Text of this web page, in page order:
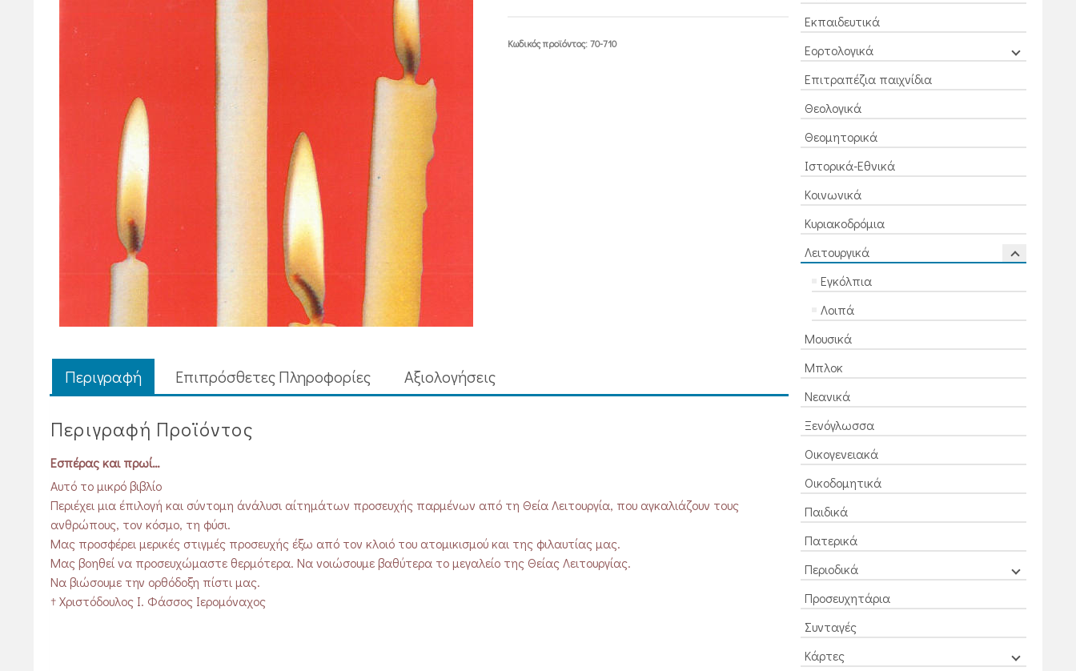
Κωδικός προϊόντος:70-710
Περιγραφή Επιπρόσθετες Πληροφορίες Aξιολογήσεις
Περιγραφή Προϊόντος
Εσπέρας και πρωί…
Αυτό το μικρό βιβλίο
Περιέχει μια έπιλογή και σύντομη άνάλυσι αίτημάτων προσευχής παρμένων από τη Θεία Λειτουργία, που αγκαλιάζουν τους
ανθρώπους, τον κόσμο, τη φύσι.
Μας προσφέρει μερικές στιγμές προσευχής έξω από τον κλοιό του ατομικισμού και της φιλαυτίας μας.
Μας βοηθεί να προσευχώμαστε θερμότερα. Να νοιώσουμε βαθύτερα το μεγαλείο της Θείας Λειτουργίας.
Να βιώσουμε την ορθόδοξη πίστι μας.
† Χριστόδουλος Ι. Φάσσος Ιερομόναχος
Εκπαιδευτικά
Εορτολογικά
Επιτραπέζια παιχνίδια
Θεολογικά
Θεομητορικά
Ιστορικά-Εθνικά
Κοινωνικά
Κυριακοδρόμια
Λειτουργικά
Εγκόλπια
Λοιπά
Μουσικά
Μπλοκ
Νεανικά
Ξενόγλωσσα
Οικογενειακά
Οικοδομητικά
Παιδικά
Πατερικά
Περιοδικά
Προσευχητάρια
Συνταγές
Κάρτες